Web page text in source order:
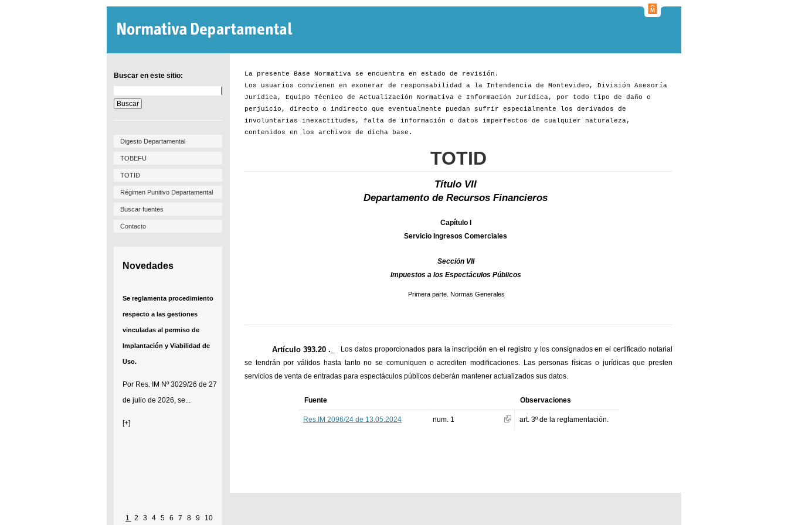
Buscar en este sitio:
en
este
sitio:
Digesto Departamental
TOBEFU
TOTID
Régimen Punitivo Departamental
Buscar fuentes
Contacto
Novedades
Se reglamenta procedimiento
respecto a las gestiones
vinculadas al permiso de
Implantación y Viabilidad de
Uso.
Por Res. IM Nº 3029/26 de 27
de julio de 2026, se...
[+]
1 2 3 4 5 6 7 8 9 10
La presente Base Normativa se encuentra en estado de revisión.
Los usuarios convienen en exonerar de responsabilidad a la Intendencia de Montevideo, División Asesoría
Jurídica, Equipo Técnico de Actualización Normativa e Información Jurídica, por todo tipo de daño o
perjuicio, directo o indirecto que eventualmente puedan sufrir especialmente los derivados de
involuntarias inexactitudes, falta de información o datos imperfectos de cualquier naturaleza,
contenidos en los archivos de dicha base.
TOTID
Título VII
Departamento de Recursos Financieros
Capítulo I
Servicio Ingresos Comerciales
Sección VII
Impuestos a los Espectáculos Públicos
Primera parte. Normas Generales
Artículo 393.20 ._
Los datos proporcionados para la inscripción en el registro y los consignados en el certificado notarial
se tendrán por válidos hasta tanto no se comuniquen o acrediten modificaciones. Las personas físicas o jurídicas que presten
servicios de venta de entradas para espectáculos públicos deberán mantener actualizados sus datos.
Fuente Observaciones
Res.IM 2096/24 de 13.05.2024 num. 1 art. 3º de la reglamentación.